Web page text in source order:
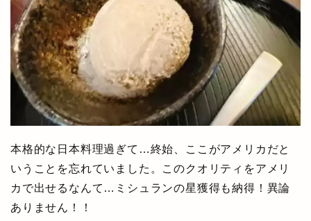
本格的な日本料理過ぎて…終始、ここがアメリカだと
いうことを忘れていました。このクオリティをアメリ
カで出せるなんて…ミシュランの星獲得も納得！異論
ありません！！